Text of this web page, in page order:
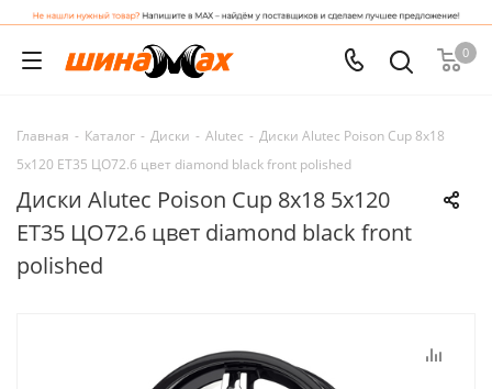
0
Главная - Каталог - Диски - Alutec - Диски Alutec Poison Cup 8x18
5x120 ET35 ЦО72.6 цвет diamond black front polished
Диски Alutec Poison Cup 8x18 5x120
ET35 ЦО72.6 цвет diamond black front
polished